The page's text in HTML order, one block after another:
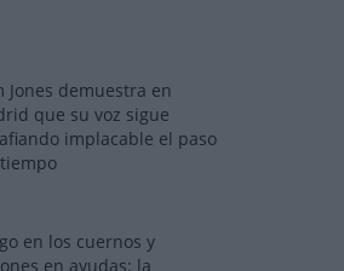
Jones demuestra en
que su voz sigue
implacable el paso
en los cuernos y
en ayudas: la